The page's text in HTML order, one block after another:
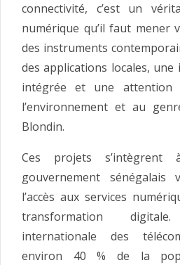
connectivité, c’est un
numérique qu’il faut mener
des instruments
des applications locales,
intégrée et une attention
l’environnement et au
Blondin.
Ces projets
gouvernement sénégalais
l’accès aux services
transformation
internationale des
environ 40 % de la